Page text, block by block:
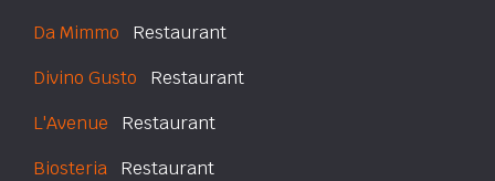
Da Mimmo Restaurant
Divino Gusto Restaurant
L'Avenue Restaurant
Biosteria Restaurant